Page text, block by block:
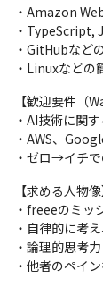
■業務内容詳細
・社内の改善
‐　いわゆる社
ックオフィス
・業務の分析
る
・下記のよう
‐　Amazon
‐　Ruby,
‐　GitHub,
※会社の事業
更となる場合
・Amazon
・TypeScript,
・GitHubなど
・Linuxなどの
【歓迎要件（
・AI技術に関
・AWS、
・ゼロ→イチ
【求める人物像
・freeeのミッ
・自律的に考
・論理的思考
・他者のペイ